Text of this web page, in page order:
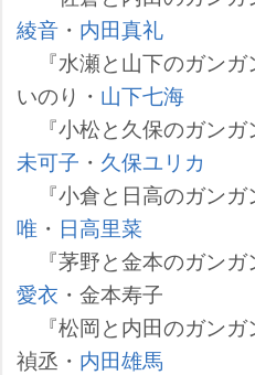
綾音 ・ 内田真礼
『水瀬と山下のガンガ
いのり・ 山下七海
『小松と久保のガンガ
未可子 ・ 久保ユリカ
『小倉と日高のガンガ
唯 ・ 日高里菜
『茅野と金本のガンガ
愛衣 ・金本寿子
『松岡と内田のガンガ
禎丞・ 内田雄馬